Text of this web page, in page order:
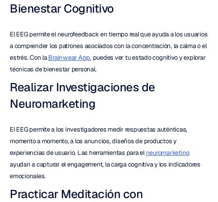
Bienestar Cognitivo
El EEG permite el neurofeedback en tiempo real que ayuda a los usuarios
a comprender los patrones asociados con la concentración, la calma o el
estrés. Con la Brainwear App, puedes ver tu estado cognitivo y explorar
técnicas de bienestar personal.
Realizar Investigaciones de
Neuromarketing
El EEG permite a los investigadores medir respuestas auténticas,
momento a momento, a los anuncios, diseños de productos y
experiencias de usuario. Las herramientas para el neuromarketing
ayudan a capturar el engagement, la carga cognitiva y los indicadores
emocionales.
Practicar Meditación con